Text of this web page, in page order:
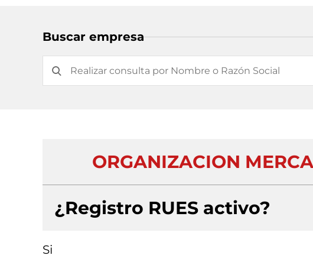
Buscar empresa
ORGANIZACION
¿Registro RUES activo?
Si